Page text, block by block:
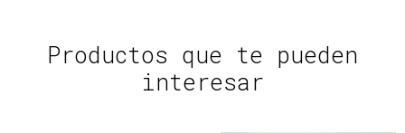
Productos que te pueden
interesar